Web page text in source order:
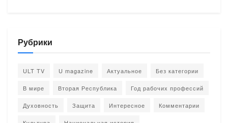
Рубрики
ULT TV U magazine Актуальное Без категории
В мире Вторая Республика Год рабочих профессий
Духовность Защита Интересное Комментарии